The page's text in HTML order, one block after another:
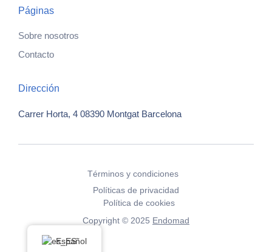
Páginas
Sobre nosotros
Contacto
Dirección
Carrer Horta, 4 08390 Montgat Barcelona
Copyright © 2025 Endomad
Términos y condiciones
Políticas de privacidad
Política de cookies
Español